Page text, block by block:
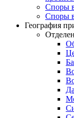
Споры в
Споры
География